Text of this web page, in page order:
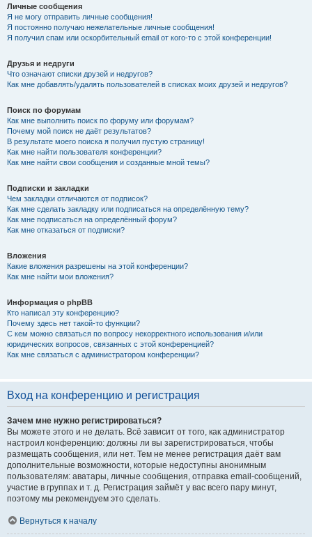
Личные сообщения
Я не могу отправить личные сообщения!
Я постоянно получаю нежелательные личные сообщения!
Я получил спам или оскорбительный email от кого-то с этой конференции!
Друзья и недруги
Что означают списки друзей и недругов?
Как мне добавлять/удалять пользователей в списках моих друзей и недругов?
Поиск по форумам
Как мне выполнить поиск по форуму или форумам?
Почему мой поиск не даёт результатов?
В результате моего поиска я получил пустую страницу!
Как мне найти пользователя конференции?
Как мне найти свои сообщения и созданные мной темы?
Подписки и закладки
Чем закладки отличаются от подписок?
Как мне сделать закладку или подписаться на определённую тему?
Как мне подписаться на определённый форум?
Как мне отказаться от подписки?
Вложения
Какие вложения разрешены на этой конференции?
Как мне найти мои вложения?
Информация о phpBB
Кто написал эту конференцию?
Почему здесь нет такой-то функции?
С кем можно связаться по вопросу некорректного использования и/или
юридических вопросов, связанных с этой конференцией?
Как мне связаться с администратором конференции?
Вход на конференцию и регистрация
Зачем мне нужно регистрироваться?
Вы можете этого и не делать. Всё зависит от того, как администратор
настроил конференцию: должны ли вы зарегистрироваться, чтобы
размещать сообщения, или нет. Тем не менее регистрация даёт вам
дополнительные возможности, которые недоступны анонимным
пользователям: аватары, личные сообщения, отправка email-сообщений,
участие в группах и т. д. Регистрация займёт у вас всего пару минут,
поэтому мы рекомендуем это сделать.
Вернуться к началу